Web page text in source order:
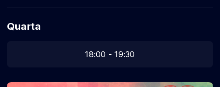
Quarta
18:00 - 19:30